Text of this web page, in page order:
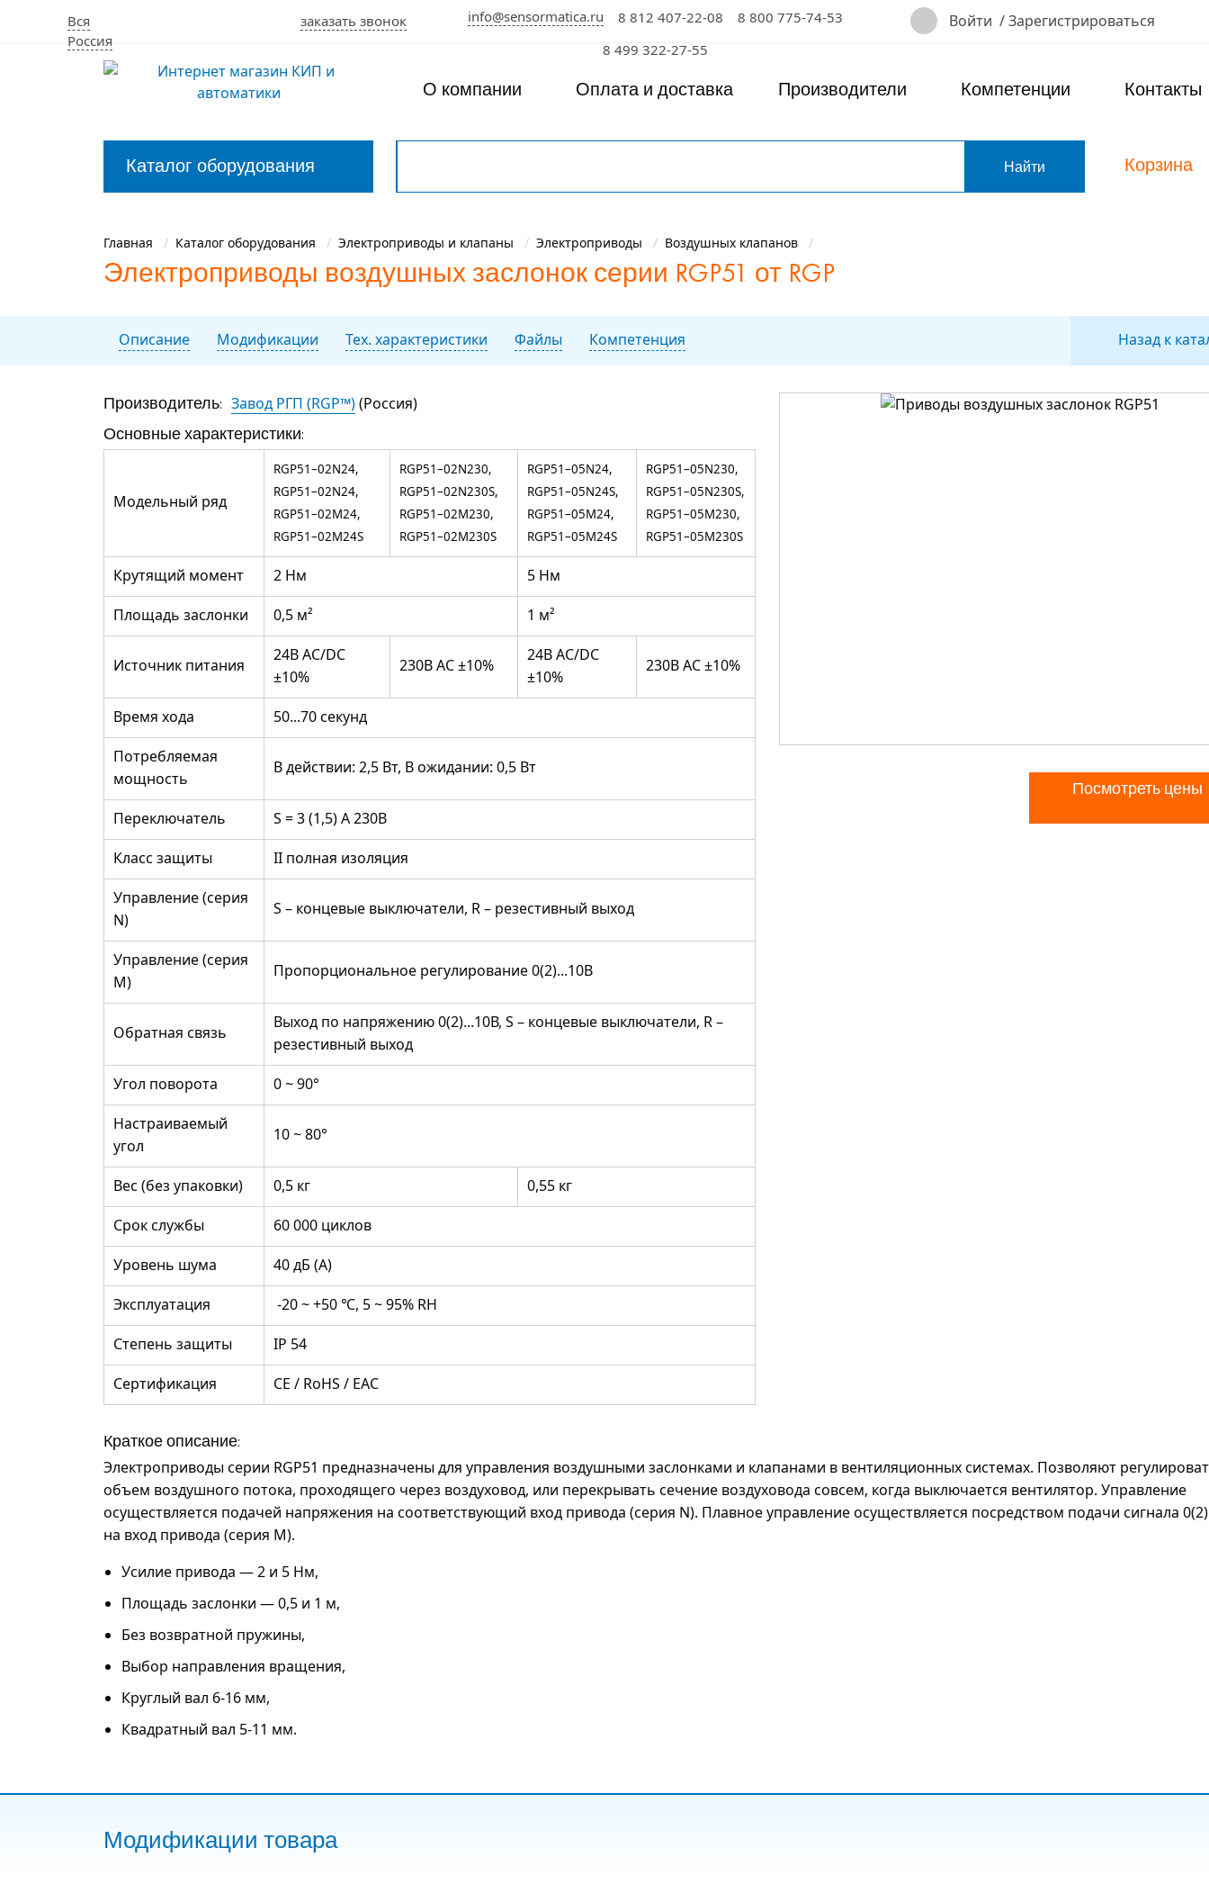
Вся
Россия
заказать звонок info@sensormatica.ru 8 812 407-22-08
8 800 775-74-53
8 499 322-27-55
Войти /Зарегистрироваться
О компании Оплата и доставка Производители Компетенции Контакты
Каталог оборудования Корзина
Главная Каталог оборудования Электроприводы и клапаны Электроприводы Воздушных клапанов
Электроприводы воздушных заслонок серии RGP51 от RGP
Описание Модификации Тех. характеристики Файлы Компетенция Назад к
Посмотреть цены
Производитель: Завод РГП (RGP™)(Россия)
Основные характеристики:
Модельный ряд
RGP51–02N24,
RGP51–02N24,
RGP51–02M24,
RGP51–02M24S
RGP51–02N230,
RGP51–02N230S,
RGP51–02M230,
RGP51–02M230S
RGP51–05N24,
RGP51–05N24S,
RGP51–05M24,
RGP51–05M24S
RGP51–05N230,
RGP51–05N230S,
RGP51–05M230,
RGP51–05M230S
Крутящий момент 2 Нм
5 Нм
Площадь заслонки
0,5 м² 1 м²
Источник питания
24B AC/DC
±10%
230B AC ±10%
24B AC/DC
±10%
230B AC ±10%
Время хода
50...70 секунд
Потребляемая
мощность
В действии: 2,5 Вт, В ожидании: 0,5 Вт
Переключатель
S = 3 (1,5) A 230B
Класс защиты
II полная изоляция
Управление (серия
N)
S – концевые выключатели, R – резестивный выход
Управление (серия
M)
Пропорциональное регулирование 0(2)...10В
Обратная связь
Выход по напряжению 0(2)...10В, S – концевые выключатели, R –
резестивный выход
Угол поворота
0 ~ 90°
Настраиваемый
угол
10 ~ 80°
Вес (без упаковки) 0,5 кг
0,55 кг
Срок службы
60 000 циклов
Уровень шума
40 дБ (A)
Эксплуатация
-20 ~ +50 ℃, 5 ~ 95% RH
Степень защиты
IP 54
Сертификация
CE / RoHS / EAC
Краткое описание:
Электроприводы серии RGP51 предназначены для управления воздушными заслонками и клапанами в вентиляционных системах. Позволяют
объем воздушного потока, проходящего через воздуховод, или перекрывать сечение воздуховода совсем, когда выключается вентилятор. Управление
осуществляется подачей напряжения на соответствующий вход привода (серия N). Плавное управление осуществляется посредством подачи сигнала
на вход привода (серия M).
Усилие привода — 2 и 5 Нм,
Площадь заслонки — 0,5 и 1 м,
Без возвратной пружины,
Выбор направления вращения,
Круглый вал 6-16 мм,
Квадратный вал 5-11 мм.
Модификации товара